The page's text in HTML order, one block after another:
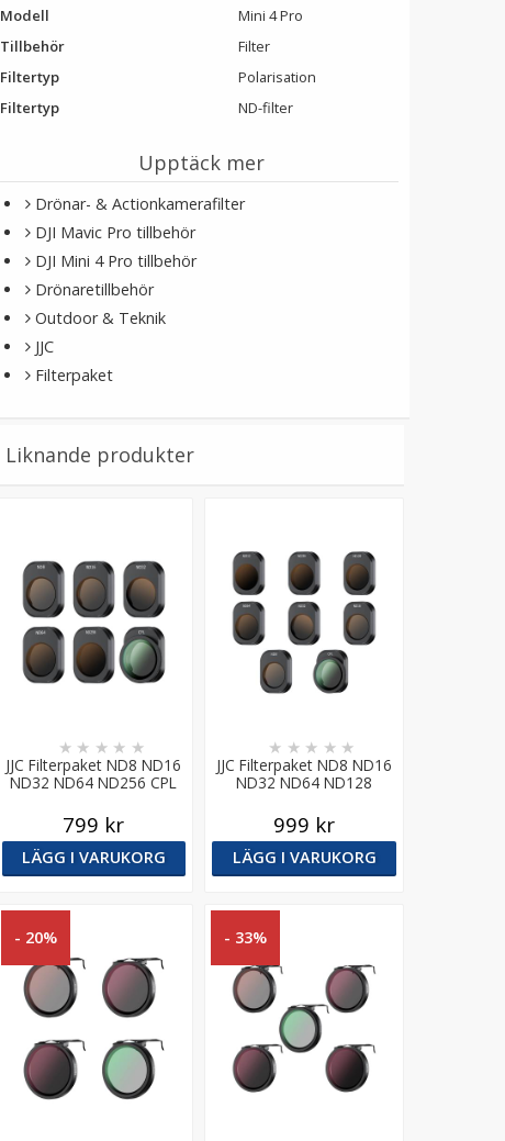
Modell
Mini 4 Pro
Tillbehör
Filter
Filtertyp
Polarisation
Filtertyp
ND-filter
Upptäck mer
Drönar- & Actionkamerafilter
DJI Mavic Pro tillbehör
DJI Mini 4 Pro tillbehör
Drönaretillbehör
Outdoor & Teknik
JJC
Filterpaket
Liknande produkter
JJC Filterpaket ND8 ND16
ND32 ND64 ND256 CPL
★ ★ ★ ★ ★
799 kr
LÄGG I VARUKORG
JJC Filterpaket ND8 ND16
ND32 ND64 ND128
Mini 4 Pro
★ ★ ★ ★ ★
999 kr
LÄGG I VARUKORG
- 20% - 33%